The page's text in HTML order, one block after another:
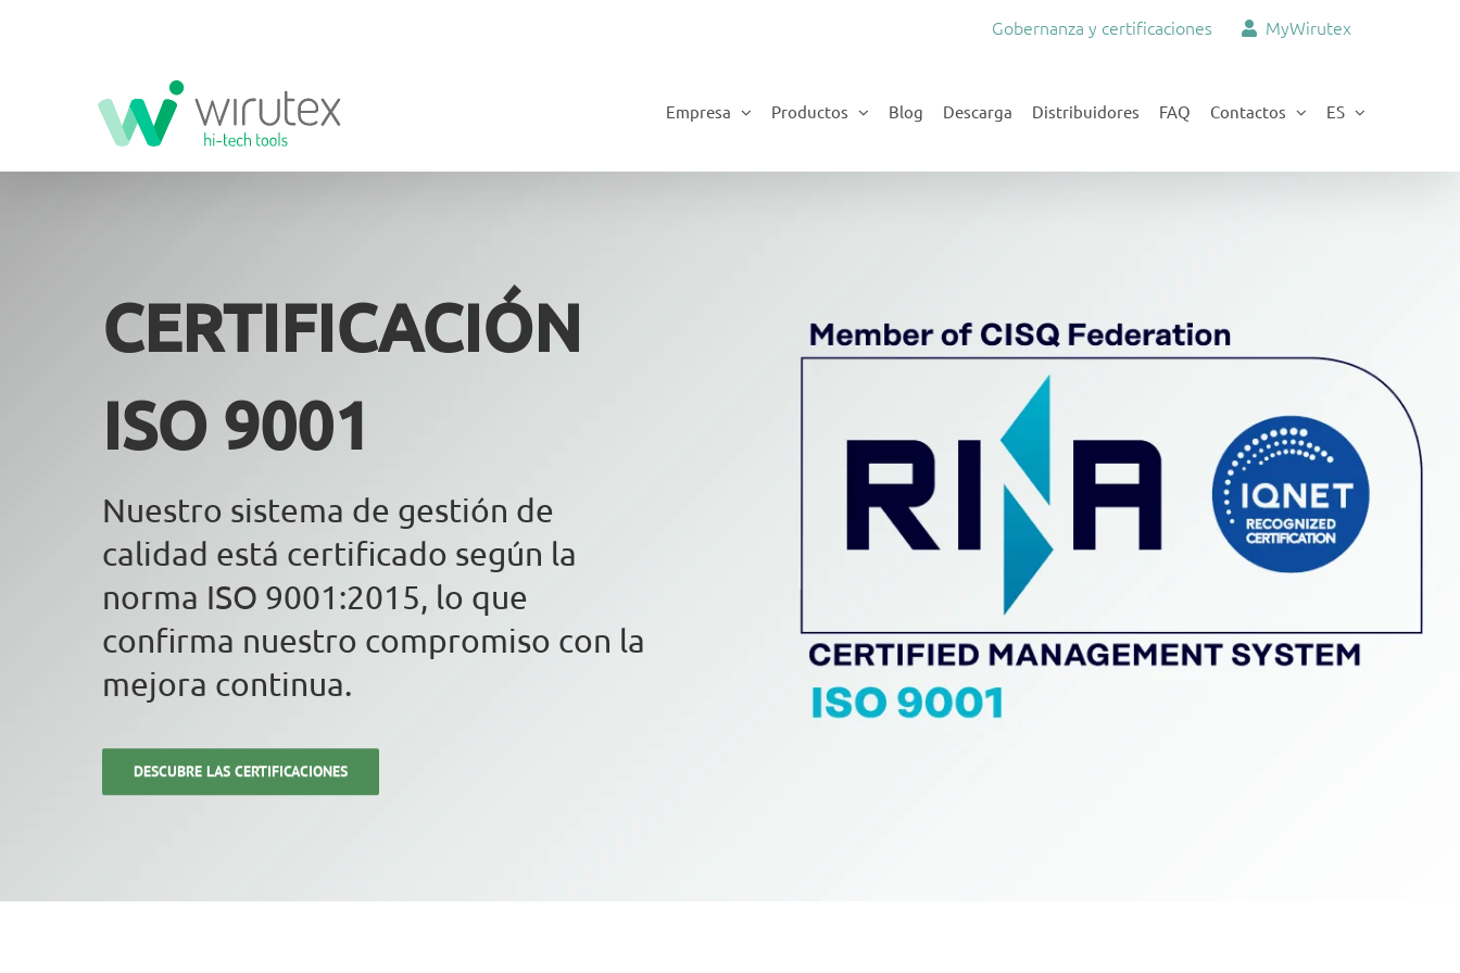
Gobernanza y certificaciones MyWirutex
Empresa Productos Blog Descarga Distribuidores FAQ Contactos ES
CERTIFICACIÓN
ISO 9001
Nuestro sistema de gestión de
calidad está certificado según la
norma ISO 9001:2015, lo que
confirma nuestro compromiso con la
mejora continua.
DESCUBRE LAS CERTIFICACIONES